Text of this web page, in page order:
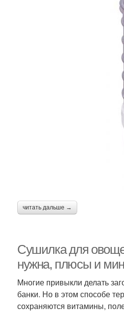
читать дальше →
Сушилка для
нужна, плюсы и
Многие привыкли делать
банки. Но в этом способе
сохраняются витамины,